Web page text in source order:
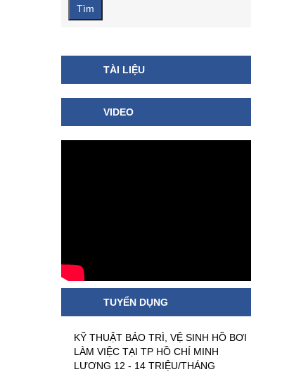
TÀI LIỆU
VIDEO
TUYỂN DỤNG
KỸ THUẬT BẢO TRÌ, VỆ SINH HỒ BƠI
LÀM VIỆC TẠI TP HỒ CHÍ MINH
LƯƠNG 12 - 14 TRIỆU/THÁNG